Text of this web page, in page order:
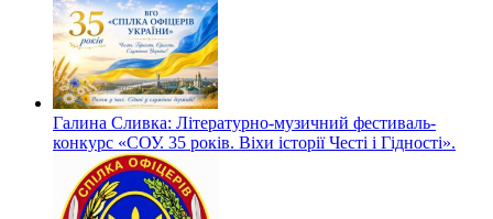
Галина Сливка: Літературно-музичний фестиваль-
конкурс «СОУ. 35 років. Віхи історії Честі і Гідності».